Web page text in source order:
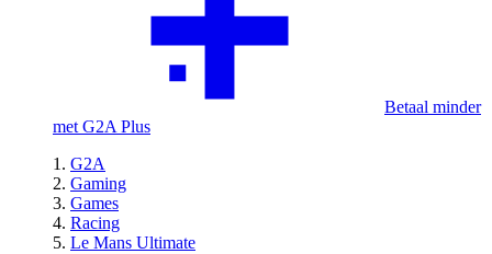
Betaal minder
met G2A Plus
G2A
Gaming
Games
Racing
Le Mans Ultimate